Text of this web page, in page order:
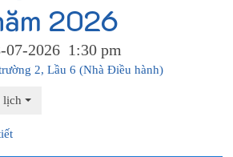
2026
07-2026 1:30 pm
2, Lầu 6 (Nhà Điều hành)
lịch